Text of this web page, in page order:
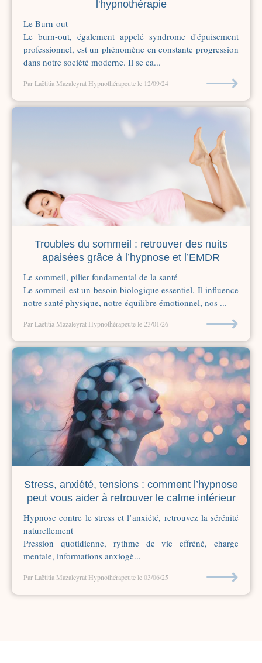
l'hypnothérapie
Le Burn-out
Le burn-out, également appelé syndrome d'épuisement
professionnel, est un phénomène en constante progression
dans notre société moderne. Il se ca...
Par Laëtitia Mazaleyrat Hypnothérapeute le 12/09/24 ⟶
Troubles du sommeil : retrouver des nuits
apaisées grâce à l’hypnose et l’EMDR
Le sommeil, pilier fondamental de la santé
Le sommeil est un besoin biologique essentiel. Il influence
notre santé physique, notre équilibre émotionnel, nos ...
Par Laëtitia Mazaleyrat Hypnothérapeute le 23/01/26 ⟶
Stress, anxiété, tensions : comment l’hypnose
peut vous aider à retrouver le calme intérieur
Hypnose contre le stress et l’anxiété, retrouvez la sérénité
naturellement
Pression quotidienne, rythme de vie effréné, charge
mentale, informations anxiogè...
Par Laëtitia Mazaleyrat Hypnothérapeute le 03/06/25 ⟶